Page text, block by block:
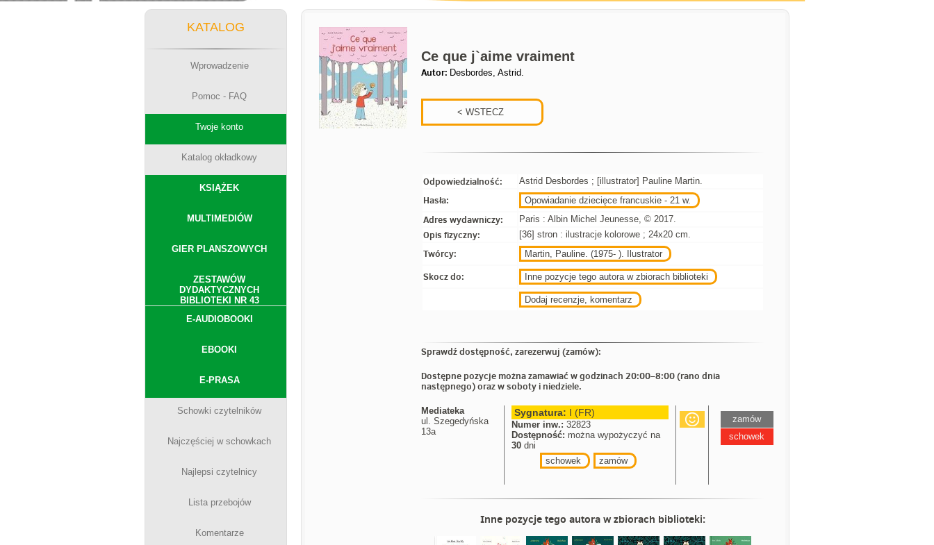
KATALOG
Wprowadzenie
Pomoc - FAQ
Twoje konto
Katalog okładkowy
KSIĄŻEK
MULTIMEDIÓW
GIER PLANSZOWYCH
ZESTAWÓW
DYDAKTYCZNYCH
BIBLIOTEKI NR 43
E-AUDIOBOOKI
EBOOKI
E-PRASA
Schowki czytelników
Najczęściej w schowkach
Najlepsi czytelnicy
Lista przebojów
Komentarze
Ce que j`aime vraiment
Autor: Desbordes, Astrid.
Odpowiedzialność: Astrid Desbordes ; [illustrator] Pauline Martin.
Hasła: Opowiadanie dziecięce francuskie - 21 w.
Adres wydawniczy: Paris : Albin Michel Jeunesse, © 2017.
Opis fizyczny: [36] stron : ilustracje kolorowe ; 24x20 cm.
Twórcy: Martin, Pauline. (1975- ). Ilustrator
Skocz do: Inne pozycje tego autora w zbiorach biblioteki
Dodaj recenzje, komentarz
Sprawdź dostępność, zarezerwuj (zamów):
Dostępne pozycje można zamawiać w godzinach 20:00–8:00 (rano dnia
następnego) oraz w soboty i niedziele.
Mediateka
ul. Szegedyńska
13a
Sygnatura: I (FR)
Numer inw.: 32823
Dostępność: można wypożyczyć na
30 dni
schowek
zamów
zamów
schowek
Inne pozycje tego autora w zbiorach biblioteki: